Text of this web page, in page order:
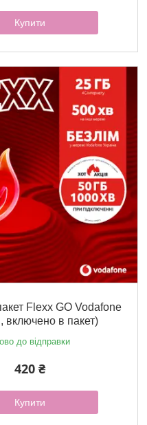
Купити
Flexx GO Vodafone
включено в пакет)
до відправки
420 ₴
Купити